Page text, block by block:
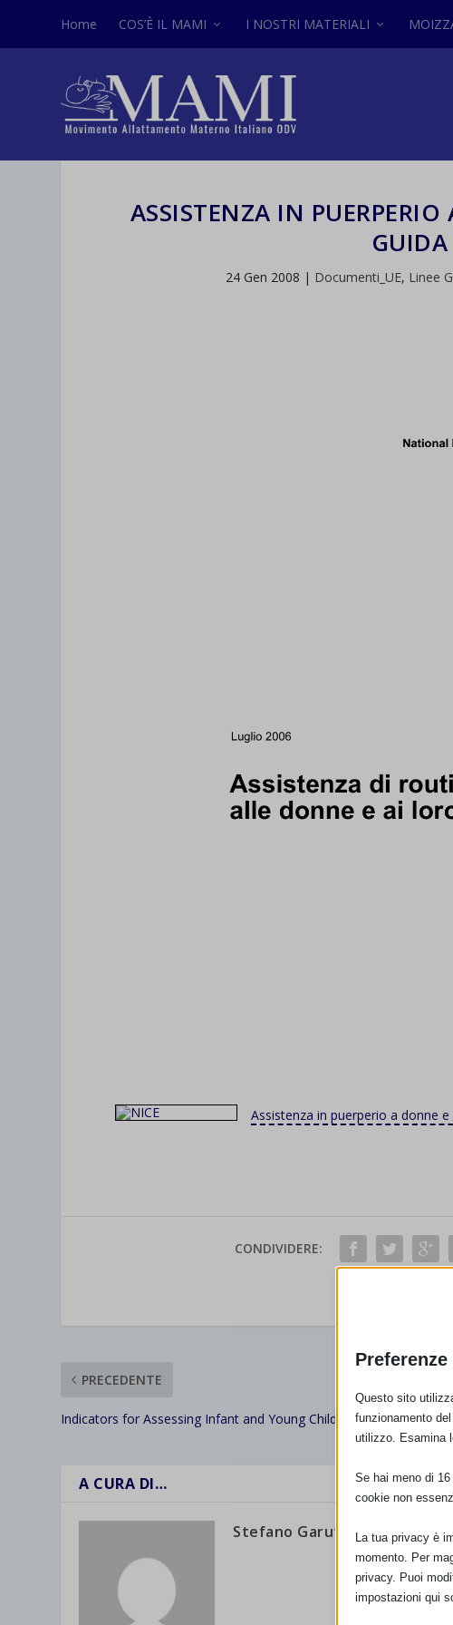
Home COS’È IL MAMI I NOSTRI MATERIALI
ASSISTENZA IN
24 Gen 2008 | Documenti_UE, Linee
Assistenza in puerperio a donne
CONDIVIDERE:
PRECEDENTE
Indicators for Assessing Infant and Young Child Health
A CURA DI…
Stefano Garuti
Questo sito
funzionamento
utilizzo. Esamina
Se hai meno di
cookie non
La tua privacy è
momento. Per
privacy. Puoi
impostazioni qui